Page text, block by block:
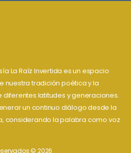
La Raíz Invertida es un espacio
nuestra tradición poética y la
latitudes y generaciones.
un continuo diálogo desde la
considerando la palabra como voz
© 2026